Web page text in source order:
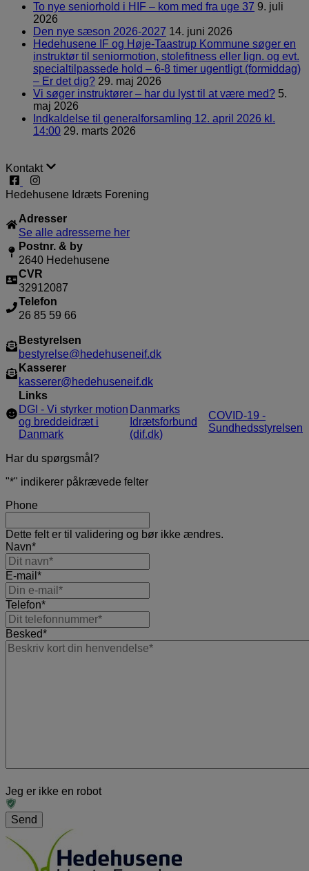
To nye seniorhold i HIF – kom med fra uge 37 9. juli
2026
Den nye sæson 2026-2027 14. juni 2026
Hedehusene IF og Høje-Taastrup Kommune søger en
instruktør til seniormotion, stolefitness eller lign. og evt.
specialtilpassede hold – 6-8 timer ugentligt (formiddag)
– Er det dig? 29. maj 2026
Vi søger instruktører – har du lyst til at være med? 5.
maj 2026
Indkaldelse til generalforsamling 12. april 2026 kl.
14:00 29. marts 2026
Kontakt
Hedehusene Idræts Forening
Adresser
Se alle adresserne her
Postnr. & by
2640 Hedehusene
CVR
32912087
Telefon
26 85 59 66
Bestyrelsen
bestyrelse@hedehuseneif.dk
Kasserer
kasserer@hedehuseneif.dk
Links
DGI - Vi styrker motion
og breddeidræt i
Danmark
Danmarks
Idrætsforbund
(dif.dk)
COVID-19 -
Sundhedsstyrelsen
Har du spørgsmål?
"*" indikerer påkrævede felter
Phone
Dette felt er til validering og bør ikke ændres.
Navn*
E-mail *
Telefon*
Besked*
Jeg er ikke en robot